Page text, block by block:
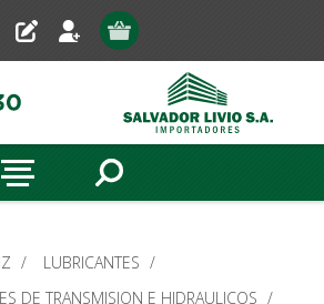
/ LUBRICANTES /
DE TRANSMISION E HIDRAULICOS /